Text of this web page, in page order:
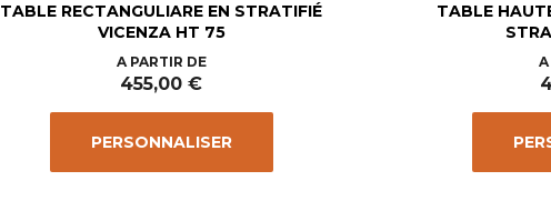
TABLE RECTANGULIARE EN STRATIFIÉ
VICENZA HT 75
Prix
A PARTIR DE
455,00 €
PERSONNALISER
TABLE
A